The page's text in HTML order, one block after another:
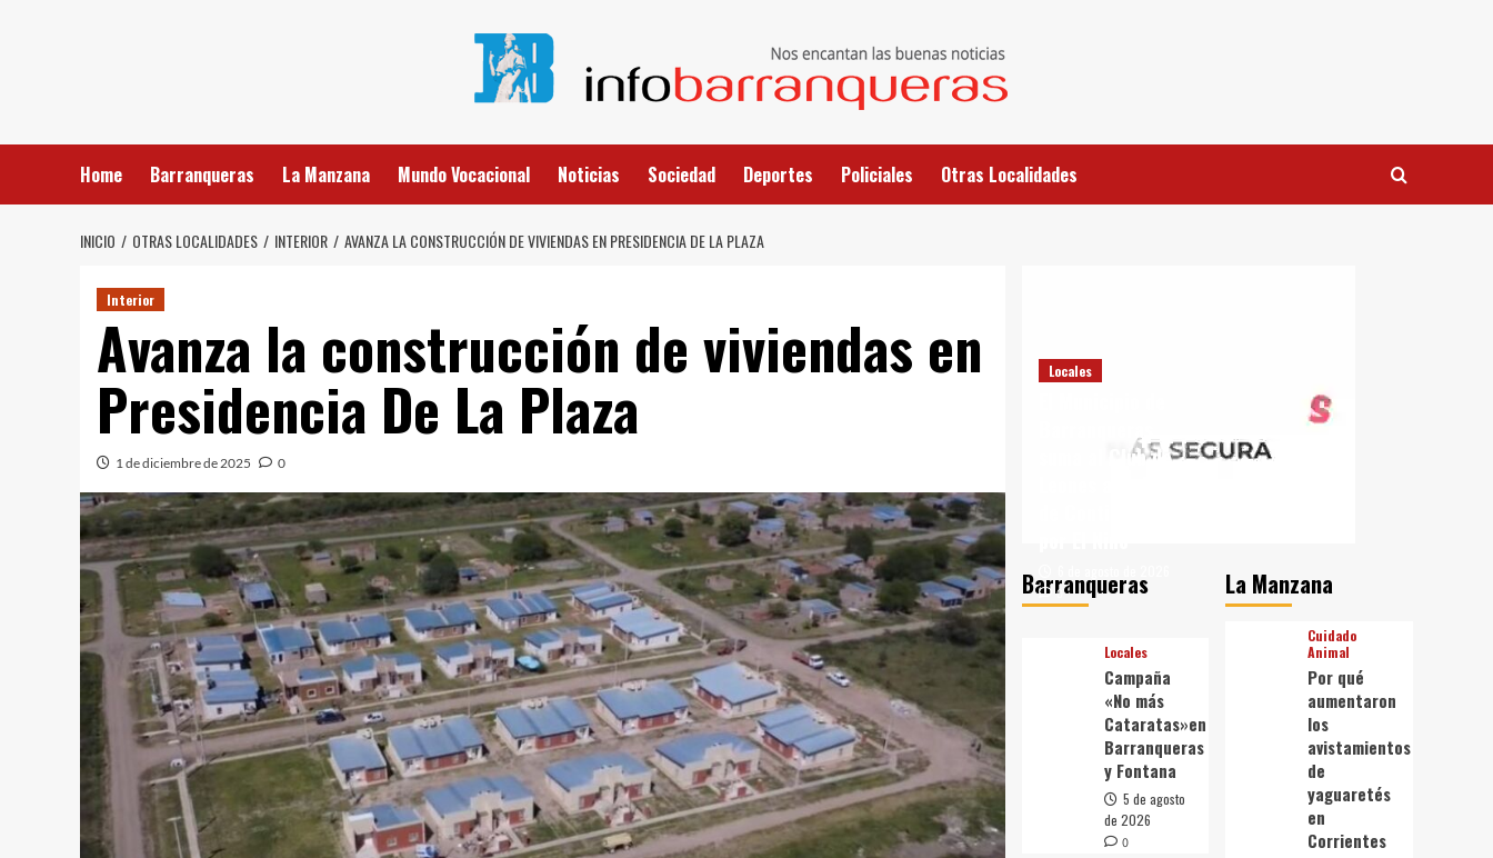
Home Barranqueras La Manzana Mundo Vocacional Noticias Sociedad Deportes Policiales Otras Localidades
INICIO OTRAS LOCALIDADES INTERIOR AVANZA LA CONSTRUCCIÓN DE VIVIENDAS EN PRESIDENCIA DE LA PLAZA
Interior
Avanza la construcción de viviendas en
Presidencia De La Plaza
1 de diciembre de 2025 0
Barranqueras
Locales
suma al Club de
0
Locales
Campaña
«No más
Cataratas»en
Barranqueras
y Fontana
5 de agosto
de 2026
0
La Manzana
Cuidado
Animal
Por qué
aumentaron
los
avistamientos
de
yaguaretés
en
Corrientes